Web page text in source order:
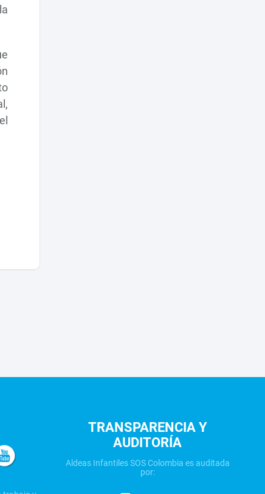
TRANSPARENCIA Y
AUDITORÍA
Aldeas Infantiles SOS Colombia es auditada
por: